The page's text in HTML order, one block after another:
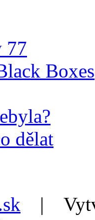
77
Boxes
dělat
|